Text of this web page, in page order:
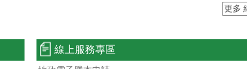
線上服務專區
地政電子謄本申請